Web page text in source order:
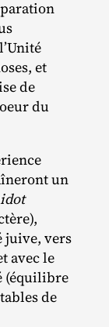
et
de
du
un
juive, vers
avec le
(équilibre
de